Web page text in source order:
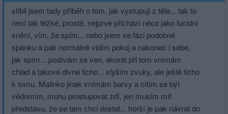
slíbil jsem tady příběh o tom, jak vystupuji z těla... tak to
není tak těžké, prostě, nejprve přichází něco jako lucidní
snění, vím, že spím... nebo jsem ve fázi podobné
spánku a pak normálně vidím pokoj a nakonec i sebe,
jak spím... podívám se ven, akorát při tom vnímám
chlad a takové divné ticho... slyším zvuky, ale ještě ticho
k tomu. Malinko jinak vnímám barvy a cítím se být
vědomím, mohu prostupovat zdí, jen musím mít
představu, že se tam chci dostat... horší je pak návrat do